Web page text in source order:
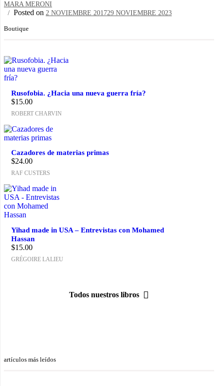
MARA MERONI
Posted on 2 NOVIEMBRE 201729 NOVIEMBRE 2023
Boutique
Rusofobia. ¿Hacia una nueva guerra fría?
$15.00
ROBERT CHARVIN
Cazadores de materias primas
$24.00
RAF CUSTERS
Yihad made in USA – Entrevistas con Mohamed
Hassan
$15.00
GRÉGOIRE LALIEU
Todos nuestros libros
artículos más leídos